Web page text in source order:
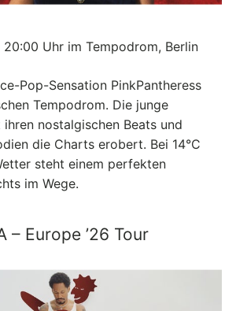
20:00 Uhr im Tempodrom, Berlin
Pop-Sensation PinkPantheress
Tempodrom. Die junge
nostalgischen Beats und
die Charts erobert. Bei 14°C
steht einem perfekten
im Wege.
– Europe ’26 Tour